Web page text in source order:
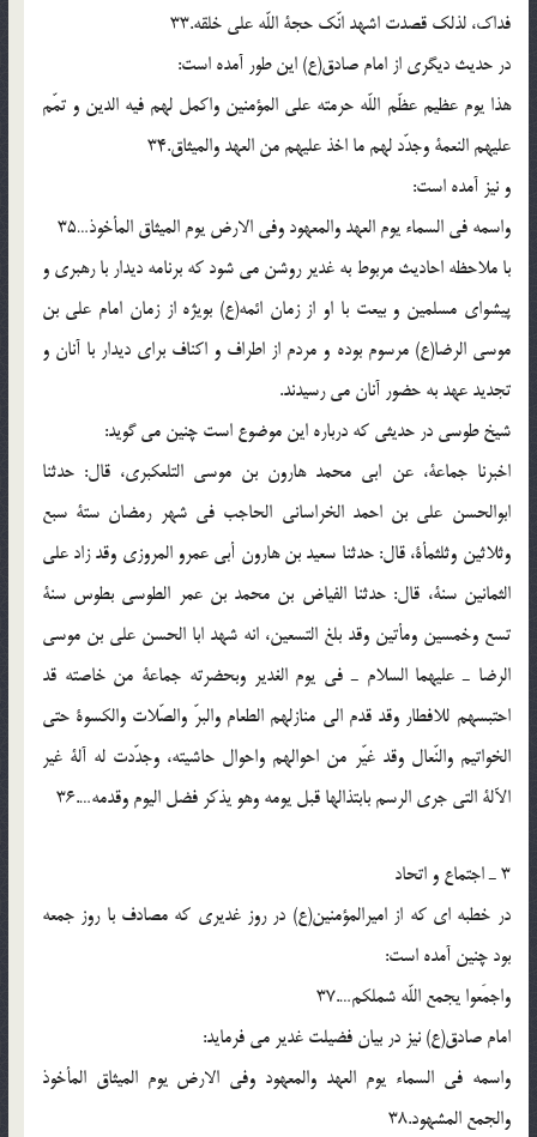
فداك، لذلك قصدت اشهد انّك حجة اللّه على خلقه.33
در حديث ديگرى از امام صادق(ع) اين طور آمده است:
هذا يوم عظيم عظّم اللّه حرمته على المؤمنين واكمل لهم فيه الدين و تمّم
عليهم النعمة وجدّد لهم ما اخذ عليهم من العهد والميثاق.34
و نيز آمده است:
واسمه فى السماء يوم العهد والمعهود وفى الارض يوم الميثاق المأخوذ…35
با ملاحظه احاديث مربوط به غدير روشن مى شود كه برنامه ديدار با رهبرى و
پيشواى مسلمين و بيعت با او از زمان ائمه(ع) بويژه از زمان امام على بن
موسى الرضا(ع) مرسوم بوده و مردم از اطراف و اكناف براى ديدار با آنان و
تجديد عهد به حضور آنان مى رسيدند.
شيخ طوسى در حديثى كه درباره اين موضوع است چنين مى گويد:
اخبرنا جماعة، عن ابى محمد هارون بن موسى التلعكبرى، قال: حدثنا
ابوالحسن على بن احمد الخراسانى الحاجب فى شهر رمضان ستة سبع
وثلاثين وثلثمأة، قال: حدثنا سعيد بن هارون أبى عمرو المروزى وقد زاد على
الثمانين سنة، قال: حدثنا الفياض بن محمد بن عمر الطوسى بطوس سنة
تسع وخمسين ومأتين وقد بلغ التسعين، انه شهد ابا الحسن على بن موسى
الرضا ـ عليهما السلام ـ فى يوم الغدير وبحضرته جماعة من خاصته قد
احتبسهم للافطار وقد قدم الى منازلهم الطعام والبرّ والصّلات والكسوة حتى
الخواتيم والنّعال وقد غيّر من احوالهم واحوال حاشيته، وجدّدت له آلة غير
الآلة التى جرى الرسم بابتذالها قبل يومه وهو يذكر فضل اليوم وقدمه….36
3 ـ اجتماع و اتحاد
در خطبه اى كه از اميرالمؤمنين(ع) در روز غديرى كه مصادف با روز جمعه
بود چنين آمده است:
واجمَعوا يجمع اللّه شملكم….37
امام صادق(ع) نيز در بيان فضيلت غدير مى فرمايد:
واسمه فى السماء يوم العهد والمعهود وفى الارض يوم الميثاق المأخوذ
والجمع المشهود.38